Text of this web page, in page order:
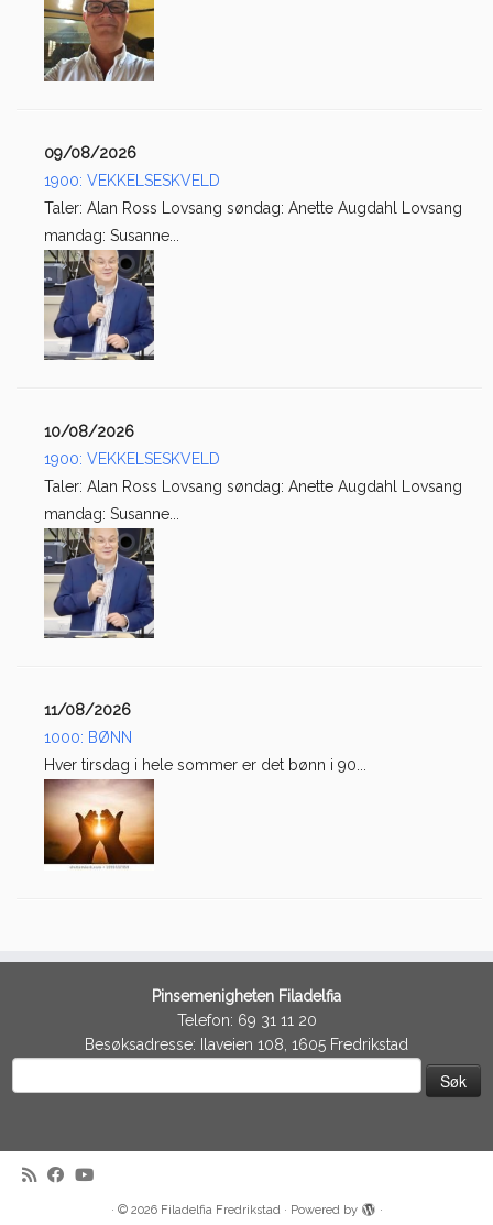
09/08/2026
1900: VEKKELSESKVELD
Taler: Alan Ross Lovsang søndag: Anette Augdahl Lovsang
mandag: Susanne...
10/08/2026
1900: VEKKELSESKVELD
Taler: Alan Ross Lovsang søndag: Anette Augdahl Lovsang
mandag: Susanne...
11/08/2026
1000: BØNN
Hver tirsdag i hele sommer er det bønn i 90...
Pinsemenigheten Filadelfia
Telefon: 69 31 11 20
Besøksadresse: Ilaveien 108, 1605 Fredrikstad
etter:
· © 2026 Filadelfia Fredrikstad · Powered by ·